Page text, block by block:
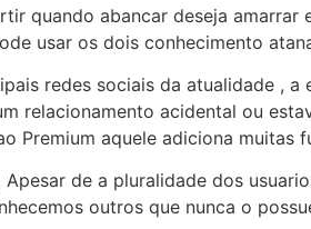
quando abancar deseja
usar os dois conhecimento
redes sociais da atualidade ,
relacionamento acidental ou
Premium aquele adiciona
de a pluralidade dos
outros que nunca o